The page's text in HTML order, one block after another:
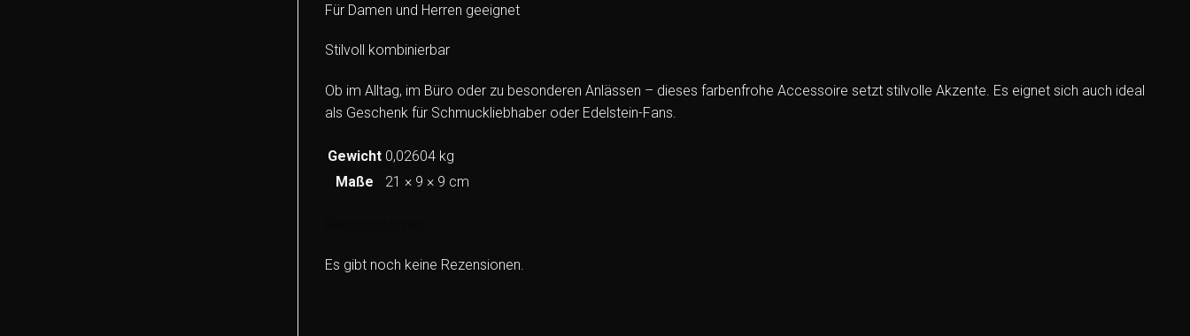
Für Damen und Herren geeignet
Stilvoll kombinierbar
Ob im Alltag, im Büro oder zu besonderen Anlässen – dieses farbenfrohe Accessoire setzt stilvolle Akzente. Es eignet sich auch ideal
als Geschenk für Schmuckliebhaber oder Edelstein-Fans.
Gewicht 0,02604 kg
Maße
21 × 9 × 9 cm
Es gibt noch keine Rezensionen.